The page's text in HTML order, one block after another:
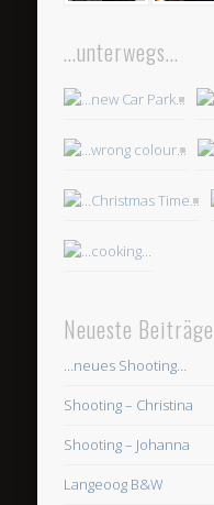
…unterwegs…
Neueste Beiträge
…neues Shooting…
Shooting – Christina
Shooting – Johanna
Langeoog B&W